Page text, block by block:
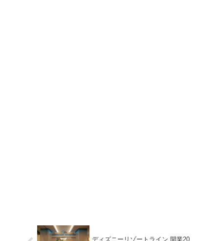
ディズニーリゾートライン 開業20